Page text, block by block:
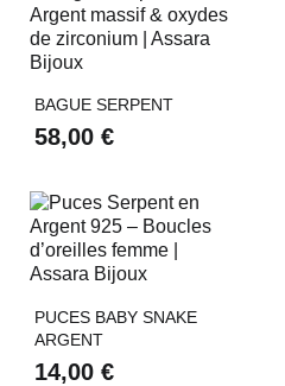
BAGUE SERPENT
58,00 €
PUCES BABY SNAKE
ARGENT
14,00 €